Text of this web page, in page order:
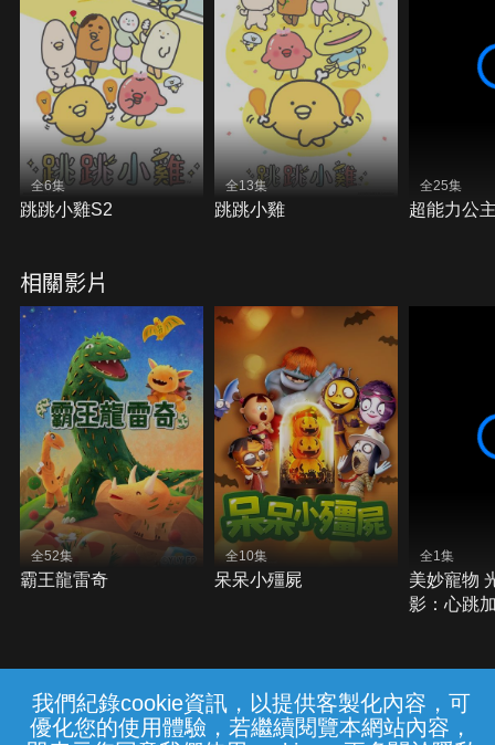
我們紀錄cookie資訊，以提供客製化內容，可
優化您的使用體驗，若繼續閱覽本網站內容，
全6集
跳跳小雞S2
全13集
跳跳小雞
全25集
超能力公
相關影片
全52集
霸王龍雷奇
全10集
呆呆小殭屍
全1集
美妙寵物
影：心跳
常見問題 線上客服 服務條款 隱私權保護
{{notifyMsg}}